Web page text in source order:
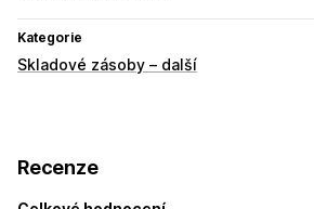
Kategorie
Skladové zásoby – další
Recenze